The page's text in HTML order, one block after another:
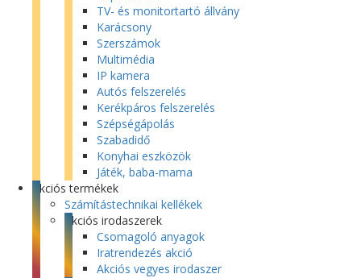
TV- és monitortartó állvány
Karácsony
Szerszámok
Multimédia
IP kamera
Autós felszerelés
Kerékpáros felszerelés
Szépségápolás
Szabadidő
Konyhai eszközök
Játék, baba-mama
Akciós termékek
Számítástechnikai kellékek
Akciós irodaszerek
Csomagoló anyagok
Iratrendezés akció
Akciós vegyes irodaszer